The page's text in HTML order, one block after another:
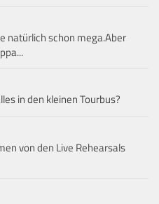
natürlich schon mega.Aber
in den kleinen Tourbus?
von den Live Rehearsals